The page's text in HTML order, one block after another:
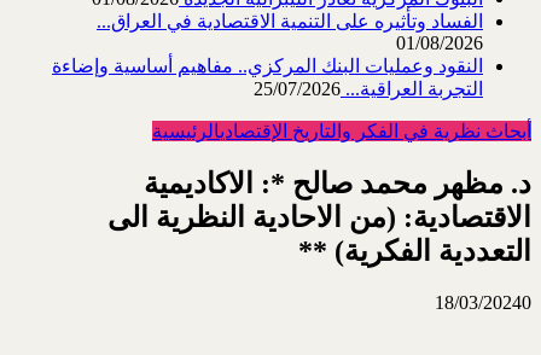
الفساد وتأثيره على التنمية الاقتصادية في العراق...
01/08/2026
النقود وعمليات البنك المركزي.. مفاهيم أساسية وإضاءة
التجربة العراقية... 25/07/2026
أبحاث نظرية في الفكر والتاريخ الإقتصاديالرئيسية
د. مظهر محمد صالح *: الاكاديمية
الاقتصادية: (من الاحادية النظرية الى
التعددية الفكرية) **
18/03/20240